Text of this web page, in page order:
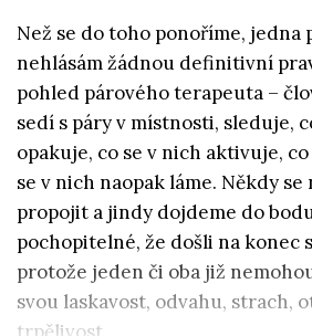
Než se do toho ponoříme, jedna
nehlásám žádnou definitivní
pohled párového terapeuta –
sedí s páry v místnosti, sleduje,
opakuje, co se v nich aktivuje,
se v nich naopak láme. Někdy se
propojit a jindy dojdeme do
pochopitelné, že došli na konec
protože jeden či oba již
svou laskavost, odvahu, strach,